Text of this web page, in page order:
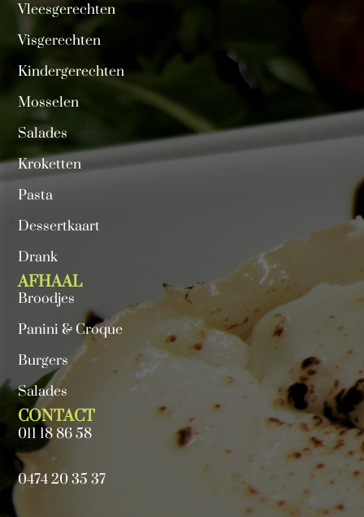
AFHAAL
Broodjes
Panini & Croque
Burgers
Salades
Vleesgerechten
Visgerechten
Kindergerechten
Mosselen
Salades
Kroketten
Pasta
Dessertkaart
Drank
CONTACT
011 18 86 58
0474 20 35 37